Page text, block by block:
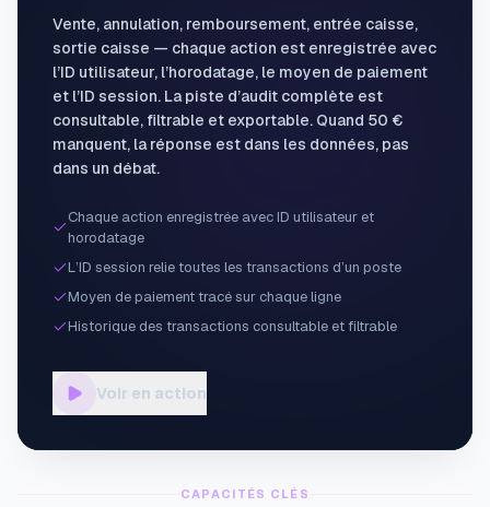
Vente, annulation, remboursement, entrée caisse,
sortie caisse — chaque action est enregistrée avec
l’ID utilisateur, l’horodatage, le moyen de paiement
et l’ID session. La piste d’audit complète est
consultable, filtrable et exportable. Quand 50 €
manquent, la réponse est dans les données, pas
dans un débat.
Chaque action enregistrée avec ID utilisateur et
horodatage
L’ID session relie toutes les transactions d’un poste
Moyen de paiement tracé sur chaque ligne
Historique des transactions consultable et filtrable
Voir en action
CAPACITÉS CLÉS